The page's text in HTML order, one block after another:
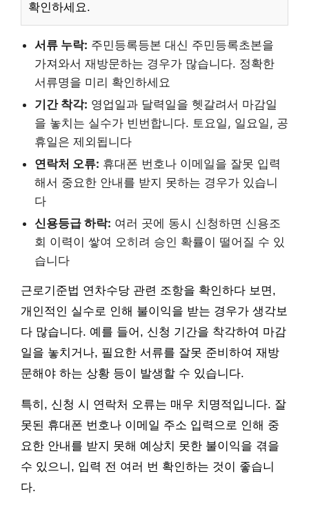
확인하세요.
서류 누락: 주민등록등본 대신 주민등록초본을
가져와서 재방문하는 경우가 많습니다. 정확한
서류명을 미리 확인하세요
기간 착각: 영업일과 달력일을 헷갈려서 마감일
을 놓치는 실수가 빈번합니다. 토요일, 일요일, 공
휴일은 제외됩니다
연락처 오류: 휴대폰 번호나 이메일을 잘못 입력
해서 중요한 안내를 받지 못하는 경우가 있습니
다
신용등급 하락: 여러 곳에 동시 신청하면 신용조
회 이력이 쌓여 오히려 승인 확률이 떨어질 수 있
습니다
근로기준법 연차수당 관련 조항을 확인하다 보면,
개인적인 실수로 인해 불이익을 받는 경우가 생각보
다 많습니다. 예를 들어, 신청 기간을 착각하여 마감
일을 놓치거나, 필요한 서류를 잘못 준비하여 재방
문해야 하는 상황 등이 발생할 수 있습니다.
특히, 신청 시 연락처 오류는 매우 치명적입니다. 잘
못된 휴대폰 번호나 이메일 주소 입력으로 인해 중
요한 안내를 받지 못해 예상치 못한 불이익을 겪을
수 있으니, 입력 전 여러 번 확인하는 것이 좋습니
다.